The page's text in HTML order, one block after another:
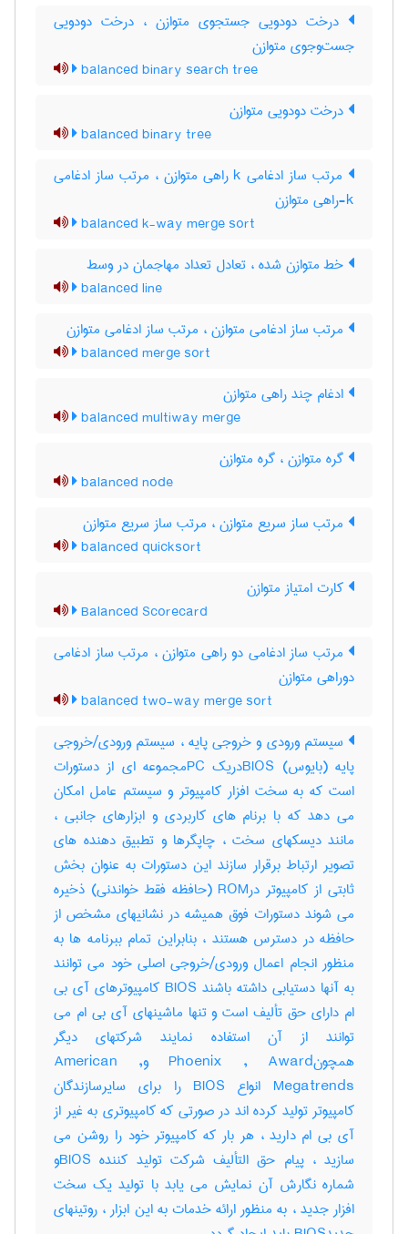
درخت دودویی جستجوی متوازن ، درخت دودویی
جست‌وجوی متوازن
balanced binary search tree
درخت دودویی متوازن
balanced binary tree
مرتب ساز ادغامی k راهی متوازن ، مرتب ‌ساز ادغامی
k-راهی متوازن
balanced k-way merge sort
خط متوازن شده ، تعادل تعداد مهاجمان در وسط
balanced line
مرتب ساز ادغامی متوازن ، مرتب ‌ساز ادغامی متوازن
balanced merge sort
ادغام چند راهی متوازن
balanced multiway merge
گره متوازن ، گره‌ متوازن
balanced node
مرتب ساز سریع متوازن ، مرتب‌ ساز سریع متوازن
balanced quicksort
کارت امتیاز متوازن
Balanced Scorecard
مرتب ساز ادغامی دو راهی متوازن ، مرتب ‌ساز ادغامی
دوراهی متوازن
balanced two-way merge sort
سیستم ورودی و خروجی پایه ، سیستم ورودی/خروجی
پایه (بایوس) BIOSدریک PCمجموعه ای از دستورات
است که به سخت افزار کامپیوتر و سیستم عامل امکان
می دهد که با برنام های کاربردی و ابزارهای جانبی ،
مانند دیسکهای سخت ، چاپگرها و تطبیق دهنده های
تصویر ارتباط برقرار سازند این دستورات به عنوان بخش
ثابتی از کامپیوتر درROM (حافظه فقط خواندنی) ذخیره
می شوند دستورات فوق همیشه در نشانیهای مشخص از
حافظه در دسترس هستند ، بنابراین تمام ببرنامه ها به
منظور انجام اعمال ورودی/خروجی اصلی خود می توانند
به آنها دستیابی داشته باشند BIOS کامپیوترهای آی بی
ام دارای حق تألیف است و تنها ماشینهای آی بی ام می
توانند از آن استفاده نمایند شرکتهای دیگر
همچونPhoenix , Award وAmerican ,
Megatrends انواع BIOS را برای سایرسازندگان
کامپیوتر تولید کرده اند در صورتی که کامپیوتری به غیر از
آی بی ام دارید ، هر بار که کامپیوتر خود را روشن می
سازید ، پیام حق التألیف شرکت تولید کننده BIOSو
شماره نگارش آن نمایش می یابد با تولید یک سخت
افزار جدید ، به منظور ارائه خدمات به این ابزار ، روتینهای